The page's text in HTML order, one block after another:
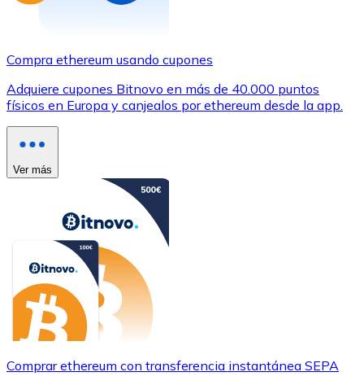
Compra ethereum usando cupones
Adquiere cupones Bitnovo en más de 40.000 puntos
físicos en Europa y canjealos por ethereum desde la app.
Ver más
Comprar ethereum con transferencia instantánea SEPA